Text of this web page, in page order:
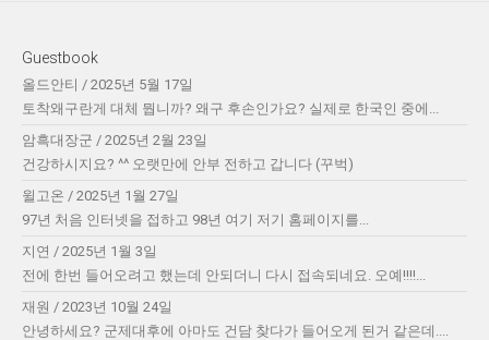
Guestbook
올드안티 / 2025년 5월 17일
토착왜구란게 대체 뭡니까? 왜구 후손인가요? 실제로 한국인 중에...
암흑대장군 / 2025년 2월 23일
건강하시지요? ^^ 오랫만에 안부 전하고 갑니다 (꾸벅)
윌고온 / 2025년 1월 27일
97년 처음 인터넷을 접하고 98년 여기 저기 홈페이지를...
지연 / 2025년 1월 3일
전에 한번 들어오려고 했는데 안되더니 다시 접속되네요. 오예!!!!...
재원 / 2023년 10월 24일
안녕하세요? 군제대후에 아마도 건담 찾다가 들어오게 된거 같은데....